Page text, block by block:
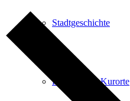
Stadtgeschichte
Heilbäder & Kurorte